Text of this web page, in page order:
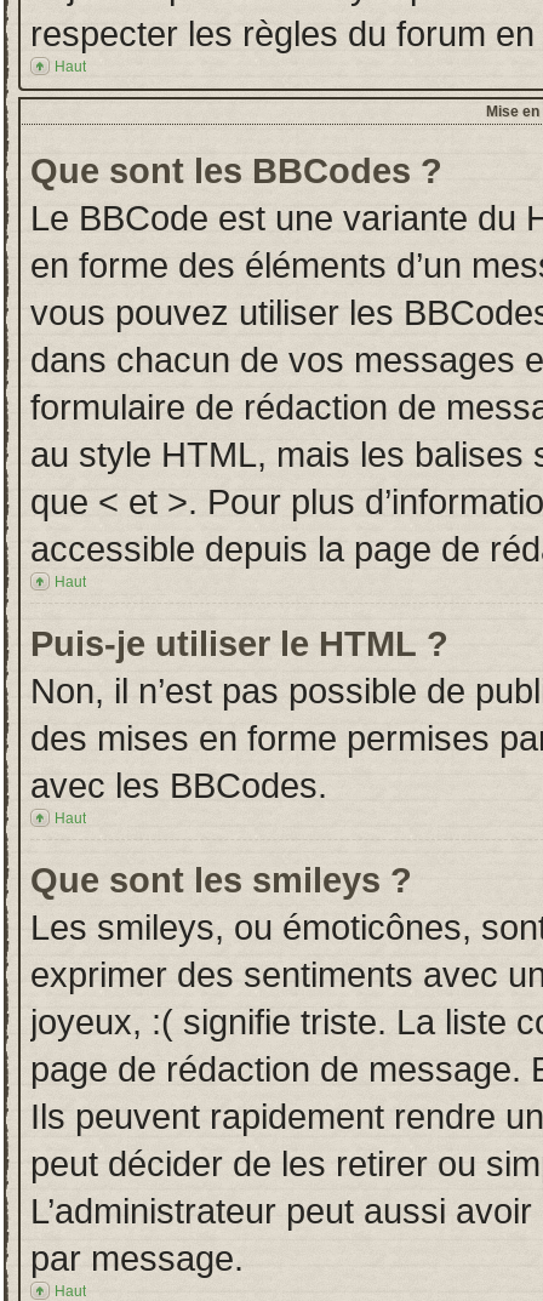
respecter les règles du forum
Haut
Mise
Que sont les BBCodes ?
Le BBCode est une variante du
en forme des éléments d’un
vous pouvez utiliser les
dans chacun de vos messages
formulaire de rédaction de
au style HTML, mais les
que < et >. Pour plus
accessible depuis la page de
Haut
Puis-je utiliser le HTML ?
Non, il n’est pas possible de
des mises en forme permises
avec les BBCodes.
Haut
Que sont les smileys ?
Les smileys, ou émoticônes,
exprimer des sentiments avec
joyeux, :( signifie triste. La liste
page de rédaction de message.
Ils peuvent rapidement rendre
peut décider de les retirer ou
L’administrateur peut aussi
par message.
Haut